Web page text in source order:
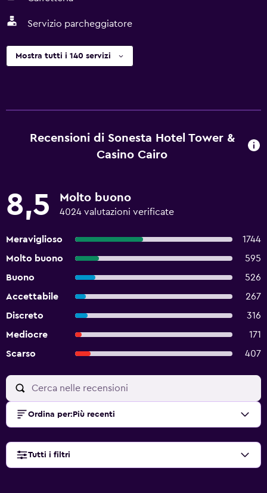
Servizio parcheggiatore
Mostra tutti i 140 servizi
Recensioni di Sonesta Hotel Tower &
Casino Cairo
8,5 Molto buono
4024 valutazioni verificate
Meraviglioso
1744
Molto buono
595
Buono
526
Accettabile
267
Discreto
316
Mediocre
171
Scarso
407
Ordina per: Più recenti
Tutti i filtri